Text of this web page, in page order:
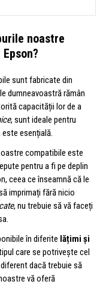
noastre
sunt fabricate din
dumneavoastră rămân
capacității lor de a
, sunt ideale pentru
esențială.
compatibile este
pentru a fi pe deplin
ceea ce înseamnă că le
imprimați fără nicio
, nu trebuie să vă faceți
în diferite lățimi și
care se potrivește cel
dacă trebuie să
vă oferă